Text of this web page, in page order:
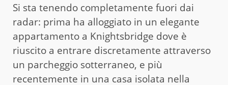
Si sta tenendo completamente fuori dai
radar: prima ha alloggiato in un elegante
appartamento a Knightsbridge dove è
riuscito a entrare discretamente attraverso
un parcheggio sotterraneo, e più
recentemente in una casa isolata nella